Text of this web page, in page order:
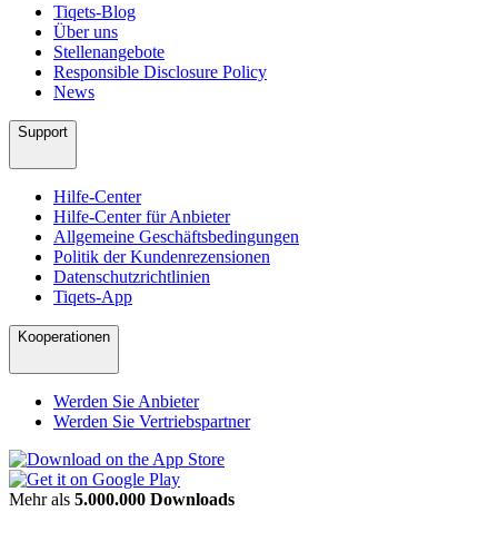
Tiqets-Blog
Über uns
Stellenangebote
Responsible Disclosure Policy
News
Support
Hilfe-Center
Hilfe-Center für Anbieter
Allgemeine Geschäftsbedingungen
Politik der Kundenrezensionen
Datenschutzrichtlinien
Tiqets-App
Kooperationen
Werden Sie Anbieter
Werden Sie Vertriebspartner
Mehr als 5.000.000 Downloads